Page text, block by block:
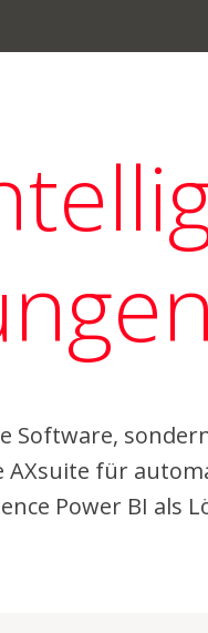
Software,
AXsuite für
Power BI als